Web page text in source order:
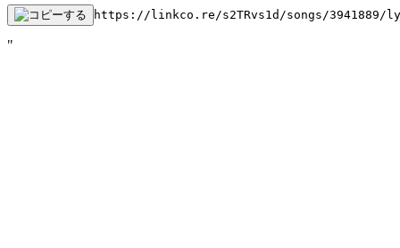
https://linkco.re/s2TRvs1d/songs/3941889/
"